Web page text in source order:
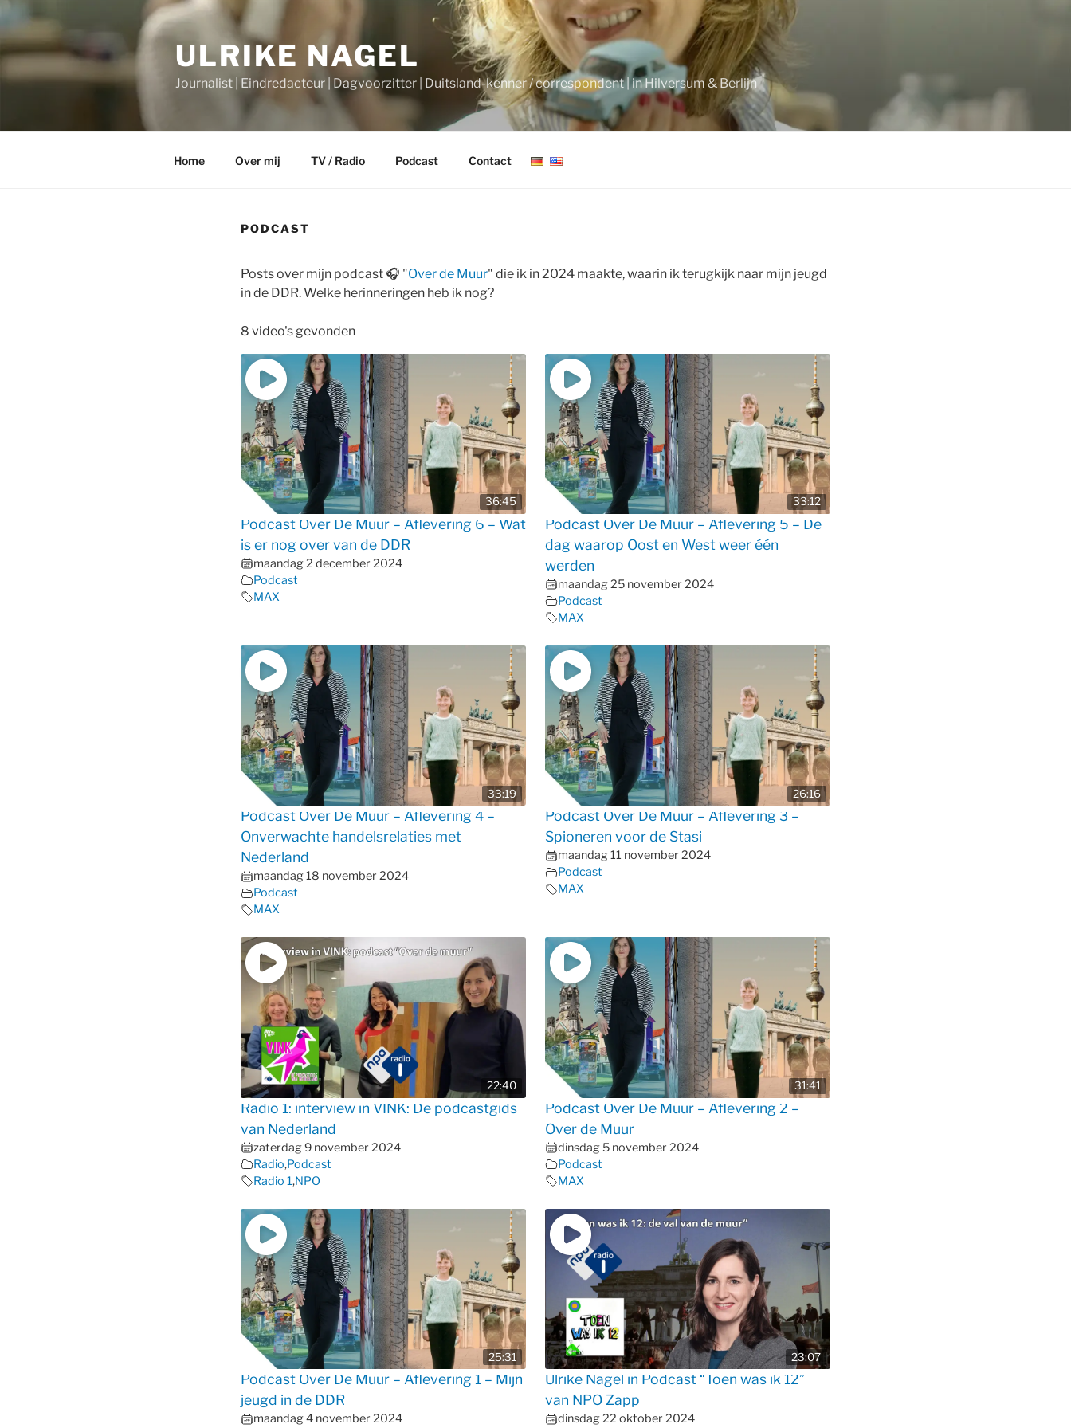
de
ULRIKE NAGEL
Journalist | Eindredacteur | Dagvoorzitter | Duitsland-kenner / correspondent | in Hilversum & Berlijn
Home Over mij TV / Radio Podcast Contact
PODCAST
Posts over mijn podcast 🎧 "Over de Muur" die ik in 2024 maakte, waarin ik terugkijk naar mijn jeugd
in de DDR. Welke herinneringen heb ik nog?
8 video's gevonden
36:45
Podcast Over De Muur – Aflevering 6 – Wat
is er nog over van de DDR
maandag 2 december 2024
Podcast
MAX
33:12
Podcast Over De Muur – Aflevering 5 – De
dag waarop Oost en West weer één
werden
maandag 25 november 2024
Podcast
MAX
33:19
Podcast Over De Muur – Aflevering 4 –
Onverwachte handelsrelaties met
Nederland
maandag 18 november 2024
Podcast
MAX
26:16
Podcast Over De Muur – Aflevering 3 –
Spioneren voor de Stasi
maandag 11 november 2024
Podcast
MAX
22:40
Radio 1: interview in VINK: De podcastgids
van Nederland
zaterdag 9 november 2024
Radio,Podcast
Radio 1,NPO
31:41
Podcast Over De Muur – Aflevering 2 –
Over de Muur
dinsdag 5 november 2024
Podcast
MAX
25:31
Podcast Over De Muur – Aflevering 1 – Mijn
jeugd in de DDR
maandag 4 november 2024
23:07
Ulrike Nagel in Podcast “Toen was ik 12”
van NPO Zapp
dinsdag 22 oktober 2024